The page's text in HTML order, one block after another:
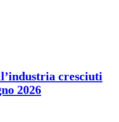
cresciuti
2026